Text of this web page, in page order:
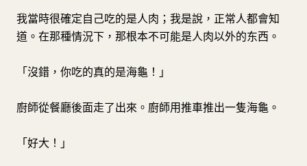
我當時很確定自己吃的是人肉；我是說，正常人都會知
道。在那種情況下，那根本不可能是人肉以外的东西。
「沒錯，你吃的真的是海龜！」
廚師從餐廳後面走了出來。廚師用推車推出一隻海龜。
「好大！」